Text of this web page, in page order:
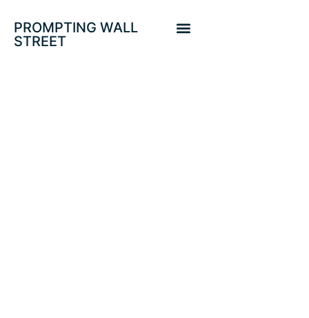
PROMPTING WALL
STREET